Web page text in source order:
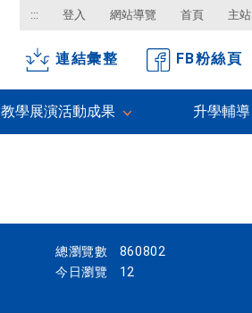
連結彙整 FB粉絲頁
::: 登入 網站導覽 首頁 主站
教學展演活動成果 升學輔導
總瀏覽數
860802
今日瀏覽
12